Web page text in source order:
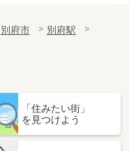
別府市
別府駅
「住みたい街」
を見つけよう